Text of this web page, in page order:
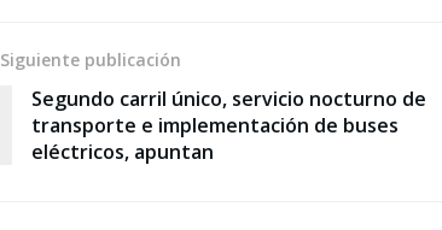
Siguiente publicación
Segundo carril único, servicio nocturno de
transporte e implementación de buses
eléctricos, apuntan